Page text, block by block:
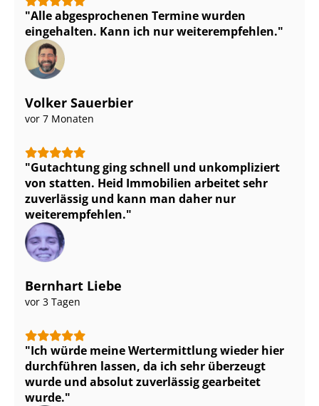
Alle abgesprochenen Termine wurden
eingehalten. Kann ich nur weiterempfehlen.
Volker Sauerbier
vor 7 Monaten
Gutachtung ging schnell und unkompliziert
von statten. Heid Immobilien arbeitet sehr
zuverlässig und kann man daher nur
weiterempfehlen.
Bernhart Liebe
vor 3 Tagen
Ich würde meine Wertermittlung wieder hier
durchführen lassen, da ich sehr überzeugt
wurde und absolut zuverlässig gearbeitet
wurde.